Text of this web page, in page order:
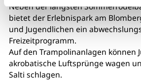
Neben der längsten
bietet der Erlebnispark am
und Jugendlichen ein
Freizeitprogramm.
Auf den Trampolinanlagen können
akrobatische Luftsprünge wagen
Salti schlagen.